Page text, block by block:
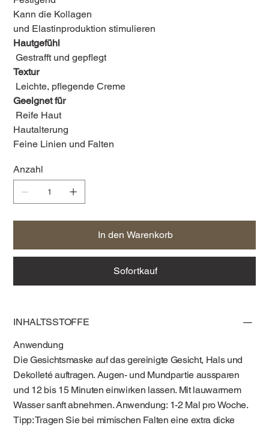
Kann die Kollagen
und Elastinproduktion stimulieren
Hautgefühl
Gestrafft und gepflegt
Textur
Leichte, pflegende Creme
Geeignet für
Reife Haut
Hautalterung
Feine Linien und Falten
Anzahl
In den Warenkorb
Sofortkauf
INHALTSSTOFFE
Anwendung
Die Gesichtsmaske auf das gereinigte Gesicht, Hals und
Dekolleté auftragen. Augen- und Mundpartie aussparen
und 12 bis 15 Minuten einwirken lassen. Mit lauwarmem
Wasser sanft abnehmen. Anwendung: 1-2 Mal pro Woche.
Tipp: Tragen Sie bei mimischen Falten eine extra dicke